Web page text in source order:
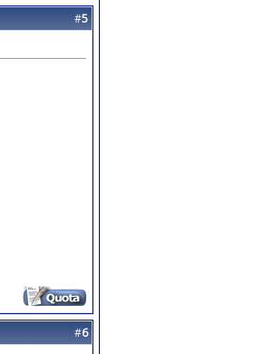
#5
#6